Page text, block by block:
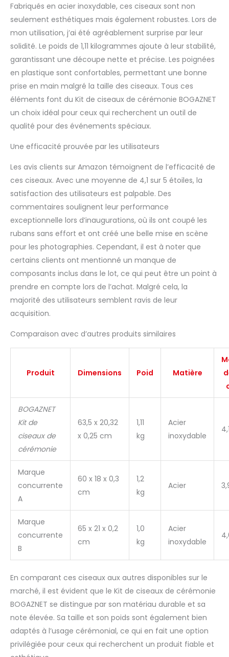
coupe de ruban ont
une taille et un design
impressionnants qui les
rendent visibles et
mémorables pour les
invités et les
participants de la
cérémonie. Les grands
ciseaux de coupe de
en acier inoxydable
avec des poignées en
des lames métalliques
coupent le ruban avec
facilité. Grands ciseaux
de coupe de ruban,
ciseaux géants de
coupe de ruban,
ciseaux de coupe de
ruban de 63,5 cm de
large ciseaux de coupe
de ruban Le ruban
d'ouverture est un
élément symbolique de
la cérémonie
d'ouverture. Ce ruban a
de haute qualité. Juste
du ruban. Avec ce kit
sûr d'attirer de
enthousiastes lors de
votre événement De
plus, nos ciseaux
polyvalents et ont une
d'utilisations. Ciseaux
coupent parfaitement
les tissus
d'ameublement. Les
ciseaux à grande
ouverture seront une
travaux d'aiguille, la
couture et plus encore.
Mais nos ciseaux ne
sont pas seulement un
outil fonctionnel, mais
aussi un symbole de
réussite et de
Fabriqués en acier inoxydable, ces ciseaux sont non
seulement esthétiques mais également robustes. Lors de
mon utilisation, j’ai été agréablement surprise par leur
solidité. Le poids de 1,11 kilogrammes ajoute à leur stabilité,
garantissant une découpe nette et précise. Les poignées
en plastique sont confortables, permettant une bonne
prise en main malgré la taille des ciseaux. Tous ces
éléments font du Kit de ciseaux de cérémonie BOGAZNET
un choix idéal pour ceux qui recherchent un outil de
qualité pour des événements spéciaux.
Une efficacité prouvée par les utilisateurs
Les avis clients sur Amazon témoignent de l’efficacité de
ces ciseaux. Avec une moyenne de 4,1 sur 5 étoiles, la
satisfaction des utilisateurs est palpable. Des
commentaires soulignent leur performance
exceptionnelle lors d’inaugurations, où ils ont coupé les
rubans sans effort et ont créé une belle mise en scène
pour les photographies. Cependant, il est à noter que
certains clients ont mentionné un manque de
composants inclus dans le lot, ce qui peut être un point à
prendre en compte lors de l’achat. Malgré cela, la
majorité des utilisateurs semblent ravis de leur
acquisition.
Comparaison avec d’autres produits similaires
Produit Dimensions Poid Matière
BOGAZNET
Kit de
ciseaux de
cérémonie
63,5 x 20,32
x 0,25 cm
1,11
kg
Acier
inoxydable
Marque
concurrente
A
60 x 18 x 0,3
cm
1,2
kg
Acier
Marque
concurrente
B
65 x 21 x 0,2
cm
1,0
kg
Acier
inoxydable
En comparant ces ciseaux aux autres disponibles sur le
marché, il est évident que le Kit de ciseaux de cérémonie
BOGAZNET se distingue par son matériau durable et sa
note élevée. Sa taille et son poids sont également bien
adaptés à l’usage cérémonial, ce qui en fait une option
privilégiée pour ceux qui recherchent un produit fiable et